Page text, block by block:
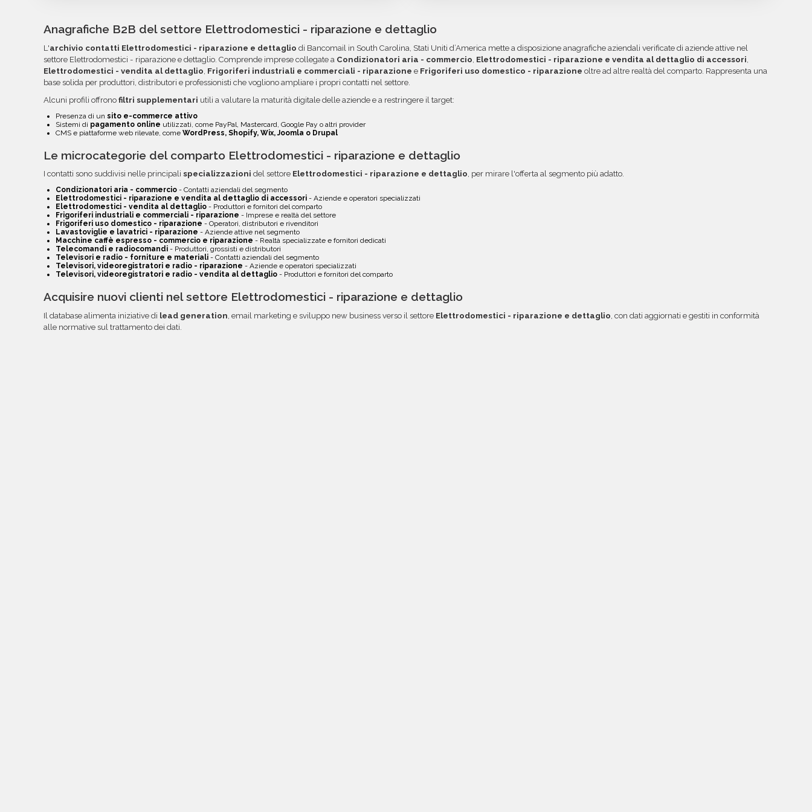
importati nei tuoi strumenti di invio. Ogni campo è organizzato in
colonne per semplificare la lettura, l'ordinamento e l'utilizzo dei dati. Una
volta pronti, troverai file e documentazione nella tua area riservata, con
link diretto via email.
acquisti voluminosi, è possibile acquistare crediti da utilizzare su più
opzione.
Anagrafiche B2B del settore Elettrodomestici - riparazione e dettaglio
L'archivio contatti Elettrodomestici - riparazione e dettaglio di Bancomail in South Carolina, Stati Uniti d’America mette a disposizione anagrafiche aziendali verificate di aziende attive nel
settore Elettrodomestici - riparazione e dettaglio. Comprende imprese collegate a Condizionatori aria - commercio Elettrodomestici - riparazione e vendita al dettaglio di accessori
Elettrodomestici - vendita al dettaglio Frigoriferi industriali e commerciali - riparazione e Frigoriferi uso domestico - riparazione oltre ad altre realtà del comparto. Rappresenta una
base solida per produttori, distributori e professionisti che vogliono ampliare i propri contatti nel settore.
Alcuni profili offrono filtri supplementari utili a valutare la maturità digitale delle aziende e a restringere il target:
Presenza di un sito e-commerce attivo
Sistemi di pagamento online utilizzati, come PayPal, Mastercard, Google Pay o altri provider
CMS e piattaforme web rilevate, come WordPress, Shopify, Wix, Joomla o Drupal
Le microcategorie del comparto Elettrodomestici - riparazione e dettaglio
I contatti sono suddivisi nelle principali specializzazioni del settore Elettrodomestici - riparazione e dettaglio, per mirare l'offerta al segmento più adatto.
Condizionatori aria - commercio - Contatti aziendali del segmento
Elettrodomestici - riparazione e vendita al dettaglio di accessori - Aziende e operatori specializzati
Elettrodomestici - vendita al dettaglio - Produttori e fornitori del comparto
Frigoriferi industriali e commerciali - riparazione - Imprese e realtà del settore
Frigoriferi uso domestico - riparazione - Operatori, distributori e rivenditori
Lavastoviglie e lavatrici - riparazione - Aziende attive nel segmento
Macchine caffè espresso - commercio e riparazione - Realtà specializzate e fornitori dedicati
Telecomandi e radiocomandi - Produttori, grossisti e distributori
Televisori e radio - forniture e materiali - Contatti aziendali del segmento
Televisori, videoregistratori e radio - riparazione - Aziende e operatori specializzati
Televisori, videoregistratori e radio - vendita al dettaglio - Produttori e fornitori del comparto
Acquisire nuovi clienti nel settore Elettrodomestici - riparazione e dettaglio
Il database alimenta iniziative di lead generation , email marketing e sviluppo new business verso il settore Elettrodomestici - riparazione e dettaglio , con dati aggiornati e gestiti in conformità
alle normative sul trattamento dei dati.